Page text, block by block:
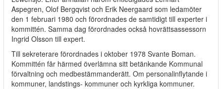
Aspegren, Olof Bergqvist och Erik Neergaard som ledamöter
den 1 februari 1980 och förordnades de samtidigt till experter i
kommittén. Samma dag förordnades också hovrättsassessorn
Ingrid Olsson till expert.
Till sekreterare förordnades i oktober 1978 Svante Boman.
Kommittén får härmed överlämna sitt betänkande Kommunal
förvaltning och medbestämmanderätt. Om personalinflytande i
kommuner, landstings- kommuner och kyrkliga kommuner.